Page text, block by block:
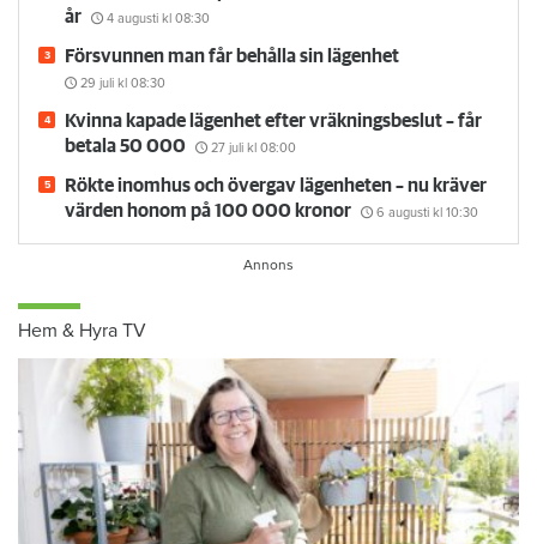
år
4 augusti kl 08:30
Försvunnen man får behålla sin lägenhet
29 juli kl 08:30
Kvinna kapade lägenhet efter vräkningsbeslut – får
betala 50 000
27 juli kl 08:00
Rökte inomhus och övergav lägenheten – nu kräver
värden honom på 100 000 kronor
6 augusti kl 10:30
Hem & Hyra TV